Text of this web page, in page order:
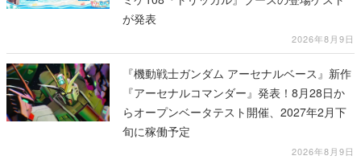
が発表
2026年8月9日
『機動戦士ガンダム アーセナルベース』新作
『アーセナルコマンダー』発表！8月28日か
らオープンベータテスト開催、2027年2月下
旬に稼働予定
2026年8月9日